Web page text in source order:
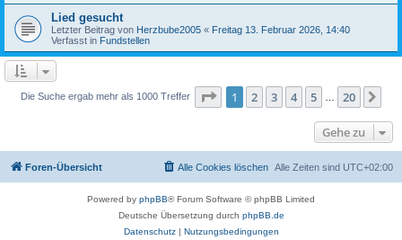
Lied gesucht
Letzter Beitrag von Herzbube2005 « Freitag 13. Februar 2026, 14:40
Verfasst in Fundstellen
Die Suche ergab mehr als 1000 Treffer Seite 1von 20
1 2 3 4 5 20
Gehe zu
Foren-Übersicht Alle Zeiten sind UTC+02:00
Alle Cookies löschen
Powered by phpBB® Forum Software © phpBB Limited
Deutsche Übersetzung durch phpBB.de
Datenschutz| Nutzungsbedingungen